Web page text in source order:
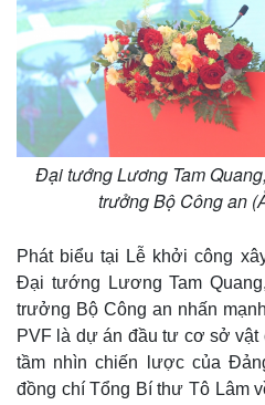
Đại tướng Lương Tam
trưởng Bộ Công an
Phát biểu tại Lễ khởi công
Đại tướng Lương Tam
trưởng Bộ Công an nhấn
PVF là dự án đầu tư cơ sở vật
tầm nhìn chiến lược của
đồng chí Tổng Bí thư Tô Lâm